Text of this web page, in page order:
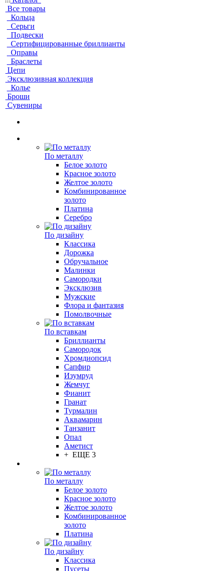
Все товары
Кольца
Серьги
Подвески
Сертифицированные бриллианты
Оправы
Браслеты
Цепи
Эксклюзивная коллекция
Колье
Броши
Сувениры
По металлу
Белое золото
Красное золото
Желтое золото
Комбинированное
золото
Платина
Серебро
По дизайну
Классика
Дорожка
Обручальное
Малинки
Самородки
Эксклюзив
Мужские
Флора и фантазия
Помолвочные
По вставкам
Бриллианты
Самородок
Хромдиопсид
Сапфир
Изумруд
Жемчуг
Фианит
Гранат
Турмалин
Аквамарин
Танзанит
Опал
Аметист
+ ЕЩЕ 3
По металлу
Белое золото
Красное золото
Желтое золото
Комбинированное
золото
Платина
По дизайну
Классика
Пусеты